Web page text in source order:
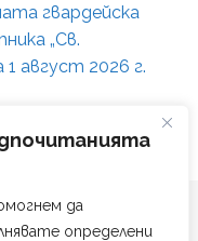
да
определени
гвардейска
„Св.
1 август 2026 г.